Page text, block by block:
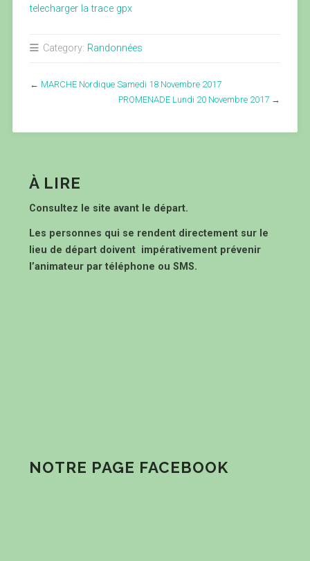
telecharger la trace gpx
Category: Randonnées
← MARCHE Nordique Samedi 18 Novembre 2017
PROMENADE Lundi 20 Novembre 2017 →
À LIRE
Consultez le site avant le départ.
Les personnes qui se rendent directement sur le
lieu de départ doivent impérativement prévenir
l’animateur par téléphone ou SMS.
NOTRE PAGE FACEBOOK